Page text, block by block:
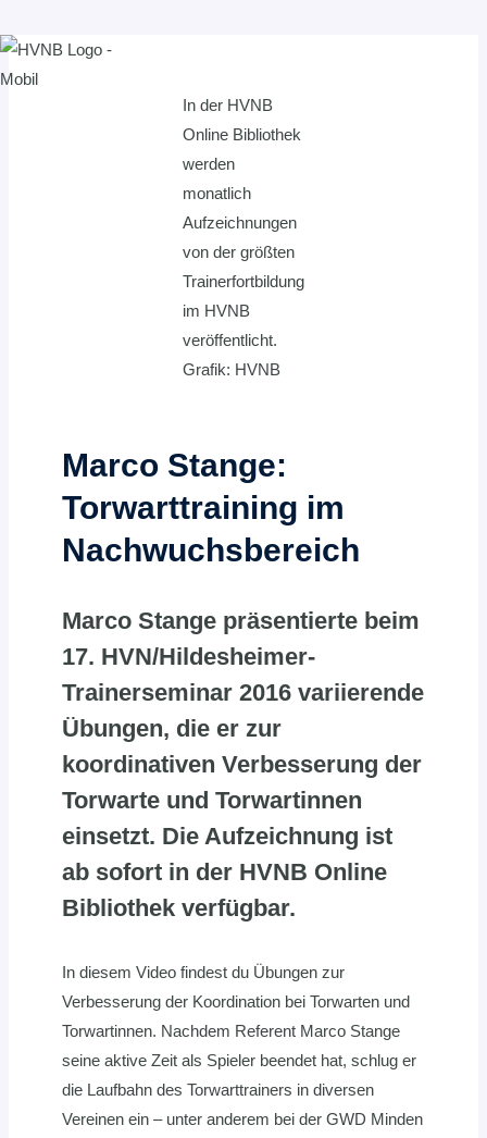
Zum
Inhalt
In der HVNB
Online Bibliothek
werden
monatlich
Aufzeichnungen
von der größten
Trainerfortbildung
im HVNB
veröffentlicht.
Grafik: HVNB
Marco Stange:
Torwarttraining im
Nachwuchsbereich
Marco Stange präsentierte beim
17. HVN/Hildesheimer-
Trainerseminar 2016 variierende
Übungen, die er zur
koordinativen Verbesserung der
Torwarte und Torwartinnen
einsetzt. Die Aufzeichnung ist
ab sofort in der HVNB Online
Bibliothek verfügbar.
In diesem Video findest du Übungen zur
Verbesserung der Koordination bei Torwarten und
Torwartinnen. Nachdem Referent Marco Stange
seine aktive Zeit als Spieler beendet hat, schlug er
die Laufbahn des Torwarttrainers in diversen
Vereinen ein – unter anderem bei der GWD Minden